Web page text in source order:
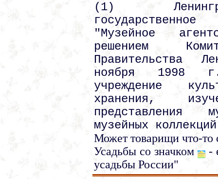
(1)
"Музейное
решением
Правительства
ноября 1998
учреждение
хранения,
представления
музейных
Может товарищи что-то
Усадьбы со значком
-
усадьбы России"